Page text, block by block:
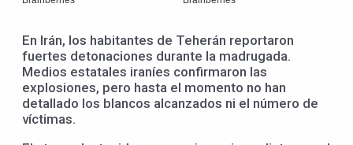
En Irán, los habitantes de Teherán reportaron
fuertes detonaciones durante la madrugada.
Medios estatales iraníes confirmaron las
explosiones, pero hasta el momento no han
detallado los blancos alcanzados ni el número de
víctimas.